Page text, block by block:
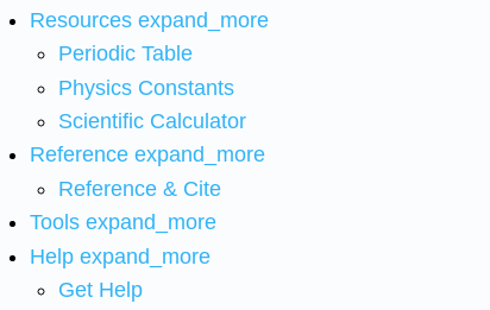
Resources expand_more
Periodic Table
Physics Constants
Scientific Calculator
Reference expand_more
Reference & Cite
Tools expand_more
Help expand_more
Get Help